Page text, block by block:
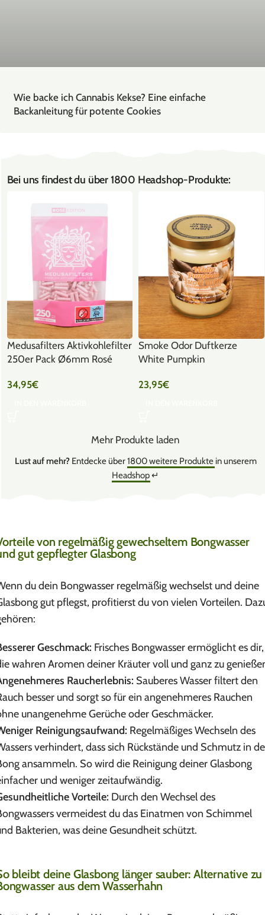
Wie backe ich Cannabis Kekse? Eine einfache
Backanleitung für potente Cookies
Bei uns findest du über 1800 Headshop-Produkte:
Medusafilters Aktivkohlefilter
250er Pack Ø6mm Rosé
34,95€
Smoke Odor Duftkerze
White Pumpkin
23,95€
Mehr Produkte laden
Lust auf mehr?Entdecke über1800 weitere Produktein unserem
Headshop↵
von regelmäßig gewechseltem Bongwasser
gut gepflegter Glasbong
du dein Bongwasser regelmäßig wechselst und deine
gut pflegst, profitierst du von vielen Vorteilen.
Geschmack: Frisches Bongwasser ermöglicht es dir,
wahren Aromen deiner Kräuter voll und ganz zu
Raucherlebnis: Sauberes Wasser filtert den
besser und sorgt so für ein angenehmeres Rauchen
unangenehme Gerüche oder Geschmäcker.
Reinigungsaufwand: Regelmäßiges Wechseln des
verhindert, dass sich Rückstände und Schmutz in
ansammeln. So wird die Reinigung deiner Glasbong
und weniger zeitaufwändig.
Vorteile: Durch den Wechsel des
vermeidest du das Einatmen von Schimmel
Bakterien, was deine Gesundheit schützt.
bleibt deine Glasbong länger sauber: Alternative zu
aus dem Wasserhahn